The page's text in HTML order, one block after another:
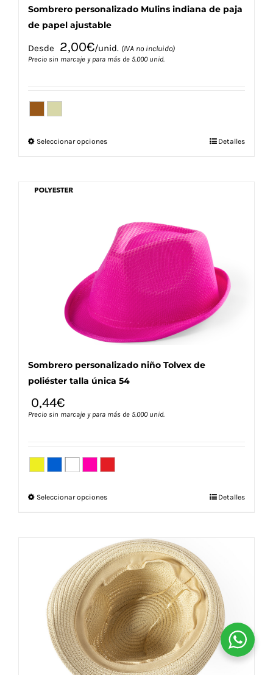
Sombrero personalizado Mulins indiana de paja
de papel ajustable
Desde 2,00€/unid. (IVA no incluido)
Precio sin marcaje y para más de 5.000 unid.
Seleccionar opcionesEste
opciones
se
pueden
elegir
en
la
página
de
producto
Detalles
Sombrero personalizado niño Tolvex de
poliéster talla única 54
0,44€
Precio sin marcaje y para más de 5.000 unid.
Seleccionar opcionesEste
múltiples
variantes.
Las
opciones
se
pueden
elegir
en
la
página
de
Detalles